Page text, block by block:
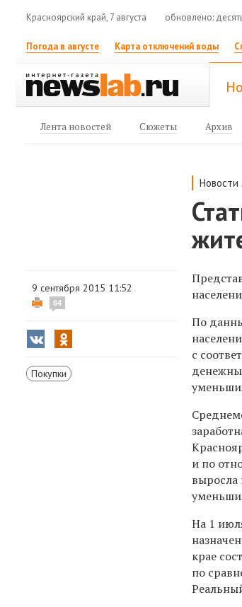
Красноярский край, 7 августа обновлено:
Погода в августе Карта отключений воды
Лента новостей Сюжеты Архив
Новости
9 сентября 2015 11:52
64
Покупки
По
с
и по
выросла
На 1
крае
по